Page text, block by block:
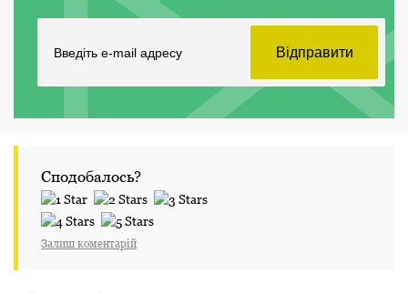
Сподобалось?
Залиш коментарій